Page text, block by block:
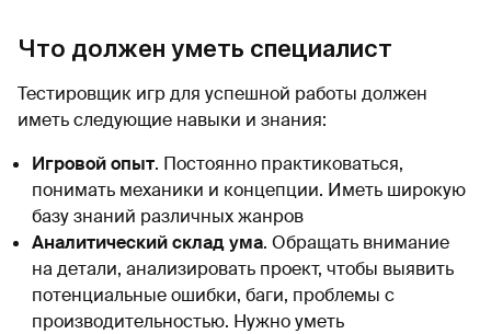
Что должен уметь специалист
Тестировщик игр для успешной работы должен
иметь следующие навыки и знания:
Игровой опыт. Постоянно практиковаться,
понимать механики и концепции. Иметь широкую
базу знаний различных жанров
Аналитический склад ума. Обращать внимание
на детали, анализировать проект, чтобы выявить
потенциальные ошибки, баги, проблемы с
производительностью. Нужно уметь